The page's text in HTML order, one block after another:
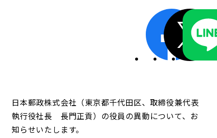
日本郵政株式会社（東京都千代田区、取締役兼代表
執行役社長 長門正貢）の役員の異動について、お
知らせいたします。